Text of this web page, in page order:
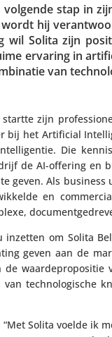
stap in
hij
wil Solita zijn
ervaring in
van
zijn
bij het Arti­fi­cial
Die
de AI-offering en
geven. Als
en
om Solita
geven aan de
waar­de­pro­po­sitie
tech­no­lo­gi­sche
Solita voelde ik